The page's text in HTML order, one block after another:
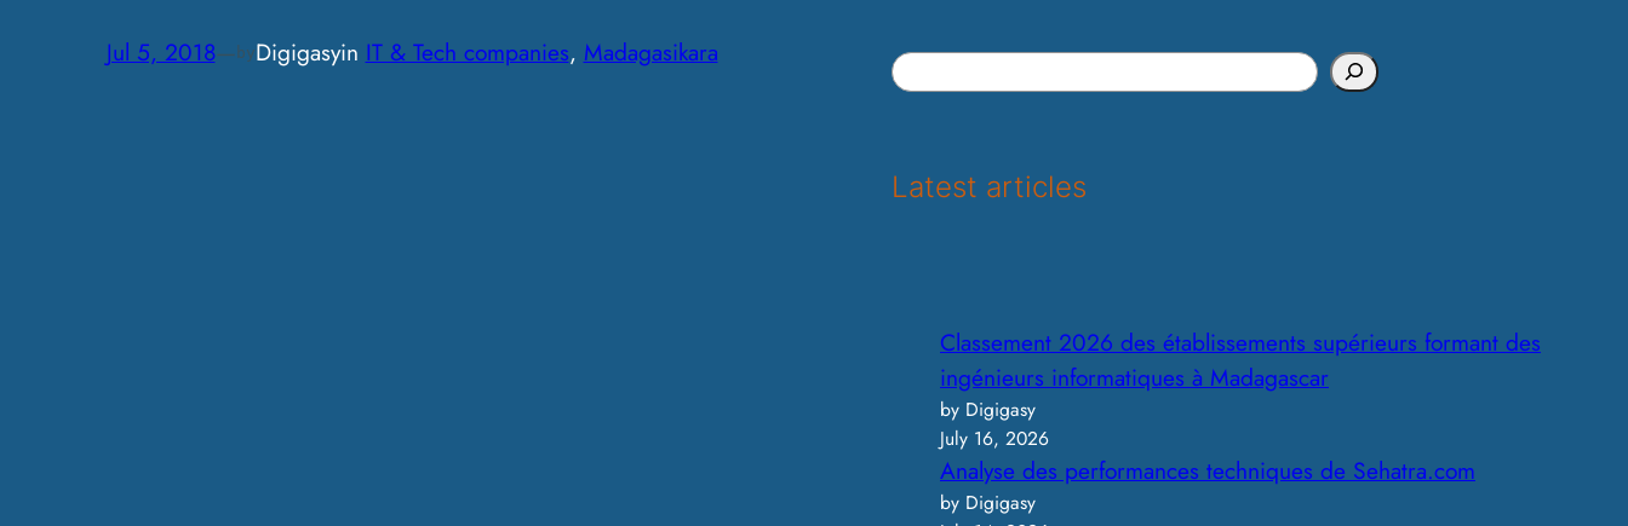
Jul 5, 2018— byDigigasyin IT & Tech companies, Madagasikara
S
r
c
Latest articles
Classement 2026 des établissements supérieurs formant des
ingénieurs informatiques à Madagascar
by Digigasy
July 16, 2026
Analyse des performances techniques de Sehatra.com
by Digigasy